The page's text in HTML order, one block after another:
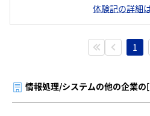
体験記の詳細
1
情報処理/システムの他の企業